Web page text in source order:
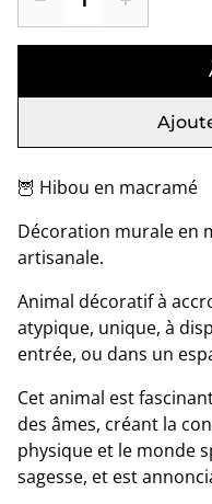
🦉 Hibou en macramé
Décoration murale en
artisanale.
Animal décoratif à
atypique, unique, à
entrée, ou dans un
Cet animal est
des âmes, créant la
physique et le monde
sagesse, et est